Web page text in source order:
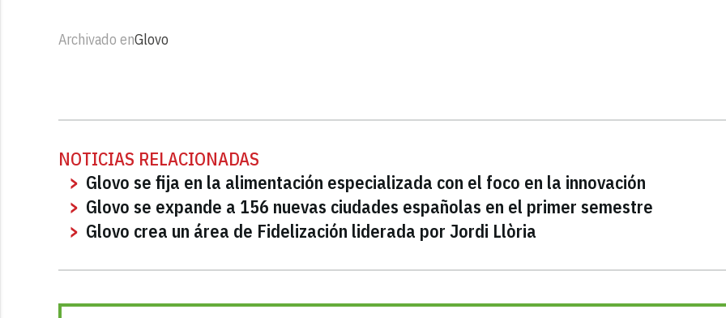
Archivado enGlovo
NOTICIAS RELACIONADAS
Glovo se fija en la alimentación especializada con el foco en la innovación
Glovo se expande a 156 nuevas ciudades españolas en el primer semestre
Glovo crea un área de Fidelización liderada por Jordi Llòria